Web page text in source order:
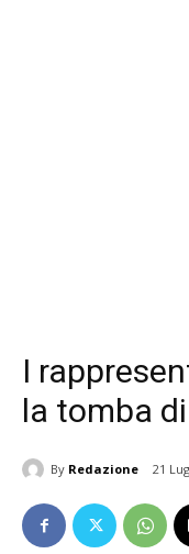
I
la tomba
By Redazione 21